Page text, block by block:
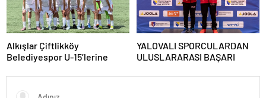
Alkışlar Çiftlikköy
Belediyespor U-15’lerine
YALOVALI SPORCULARDAN
ULUSLARARASI BAŞARI